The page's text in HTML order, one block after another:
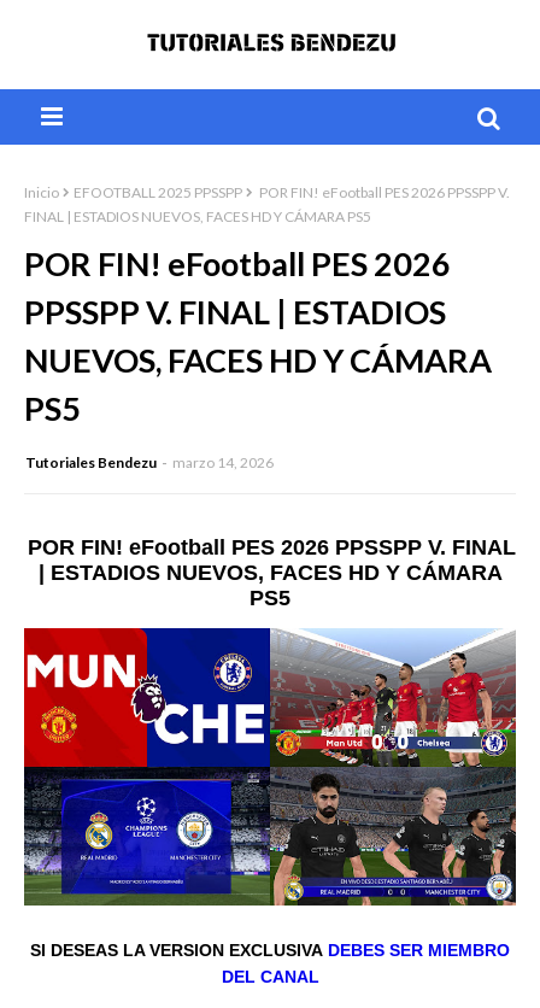
Inicio EFOOTBALL 2025 PPSSPP
POR FIN! eFootball PES 2026 PPSSPP V.
FINAL | ESTADIOS NUEVOS, FACES HD Y CÁMARA PS5
POR FIN! eFootball PES 2026
PPSSPP V. FINAL | ESTADIOS
NUEVOS, FACES HD Y CÁMARA
PS5
Tutoriales Bendezu marzo 14, 2026
POR FIN! eFootball PES 2026 PPSSPP V. FINAL
| ESTADIOS NUEVOS, FACES HD Y CÁMARA
PS5
SI DESEAS LA VERSION EXCLUSIVA DEBES SER MIEMBRO
DEL CANAL